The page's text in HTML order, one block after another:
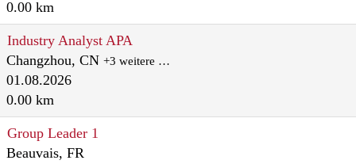
0.00 km
Industry Analyst APA
Changzhou, CN +3 weitere …
01.08.2026
0.00 km
Group Leader 1
Beauvais, FR